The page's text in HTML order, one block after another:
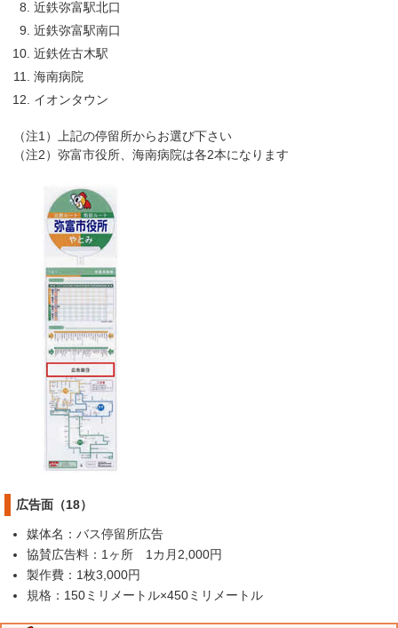
近鉄弥富駅北口
近鉄弥富駅南口
近鉄佐古木駅
海南病院
イオンタウン
（注1）上記の停留所からお選び下さい
（注2）弥富市役所、海南病院は各2本になります
広告面（18）
媒体名：バス停留所広告
協賛広告料：1ヶ所 1カ月2,000円
製作費：1枚3,000円
規格：150ミリメートル×450ミリメートル